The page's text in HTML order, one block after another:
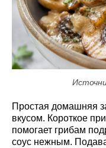
Простая домашняя
вкусом. Короткое
помогает грибам
соус нежным.